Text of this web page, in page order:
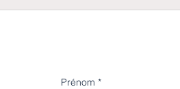
Prénom *